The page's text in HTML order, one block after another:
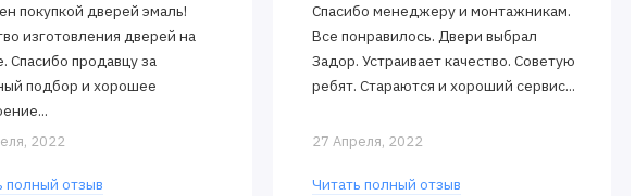
покупкой дверей эмаль!
изготовления дверей на
Спасибо продавцу за
подбор и хорошее
2022
полный отзыв
Спасибо менеджеру и монтажникам.
Все понравилось. Двери выбрал
Задор. Устраивает качество. Советую
ребят. Стараются и хороший сервис...
27 Апреля, 2022
Читать полный отзыв